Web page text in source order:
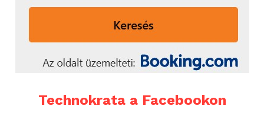
Technokrata a Facebookon